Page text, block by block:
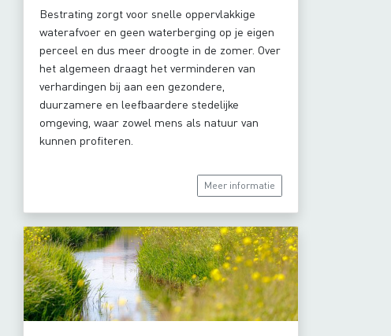
Bestrating zorgt voor snelle oppervlakkige
waterafvoer en geen waterberging op je eigen
perceel en dus meer droogte in de zomer. Over
het algemeen draagt het verminderen van
verhardingen bij aan een gezondere,
duurzamere en leefbaardere stedelijke
omgeving, waar zowel mens als natuur van
kunnen profiteren.
Meer informatie